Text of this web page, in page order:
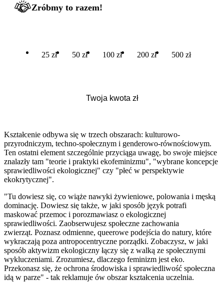
Zróbmy to razem!
25 zł 50 zł 100 zł 200 zł 500 zł
Kształcenie odbywa się w trzech obszarach: kulturowo-
przyrodniczym, techno-społecznym i genderowo-równościowym.
Ten ostatni element szczególnie przyciąga uwagę, bo swoje miejsce
znalazły tam "teorie i praktyki ekofeminizmu", "wybrane koncepcje
sprawiedliwości ekologicznej" czy "płeć w perspektywie
ekokrytycznej".
"Tu dowiesz się, co wiąże nawyki żywieniowe, polowania i męską
dominację. Dowiesz się także, w jaki sposób język potrafi
maskować przemoc i porozmawiasz o ekologicznej
sprawiedliwości. Zaobserwujesz społeczne zachowania
zwierząt. Poznasz odmienne, queerowe podejścia do natury, które
wykraczają poza antropocentryczne porządki. Zobaczysz, w jaki
sposób aktywizm ekologiczny łączy się z walką ze społecznymi
wykluczeniami. Zrozumiesz, dlaczego feminizm jest eko.
Przekonasz się, że ochrona środowiska i sprawiedliwość społeczna
idą w parze" - tak reklamuje ów obszar kształcenia uczelnia.